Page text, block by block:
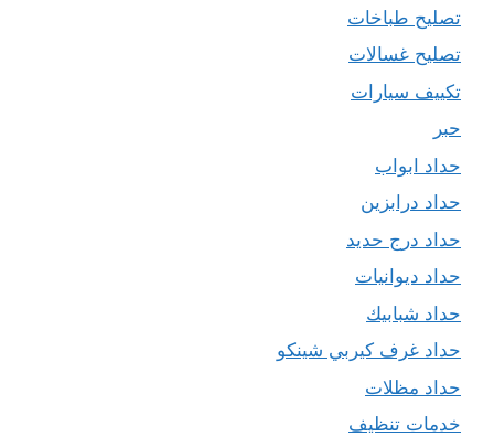
تصليح طباخات
تصليح غسالات
تكييف سيارات
حبر
حداد ابواب
حداد درابزين
حداد درج حديد
حداد ديوانيات
حداد شبابيك
حداد غرف كيربي شينكو
حداد مظلات
خدمات تنظيف